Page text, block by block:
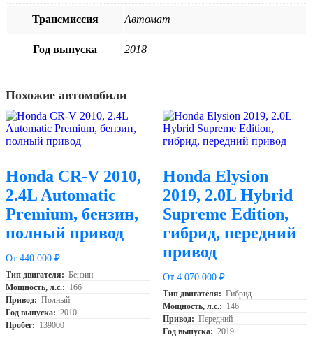
Трансмиссия Автомат
Год выпуска 2018
Похожие автомобили
Honda CR-V 2010,
2.4L Automatic
Premium, бензин,
полный привод
От 440 000 ₽
Тип двигателя: Бензин
Мощность, л.с.: 166
Привод: Полный
Год выпуска: 2010
Пробег: 139000
Honda Elysion
2019, 2.0L Hybrid
Supreme Edition,
гибрид, передний
привод
От 4 070 000 ₽
Тип двигателя: Гибрид
Мощность, л.с.: 146
Привод: Передний
Год выпуска: 2019